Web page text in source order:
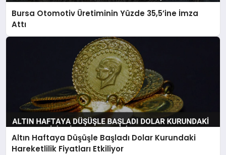
Bursa Otomotiv Üretiminin Yüzde 35,5’ine İmza
Attı
Altın Haftaya Düşüşle Başladı Dolar Kurundaki
Hareketlilik Fiyatları Etkiliyor